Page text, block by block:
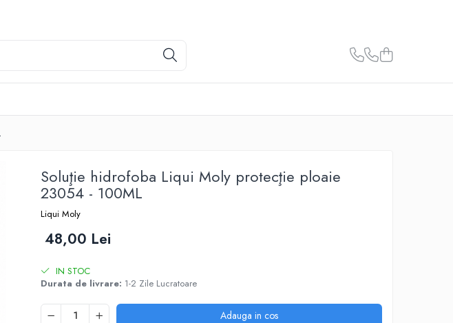
Soluţie hidrofoba Liqui Moly protecţie ploaie
23054 - 100ML
Liqui Moly
48,00 Lei
IN STOC
Durata de livrare: 1-2 Zile Lucratoare
Adauga in cos